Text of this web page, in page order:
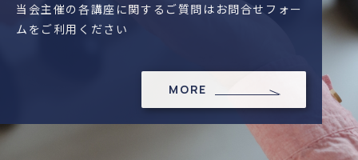
当会主催の各講座に関するご質問はお問合せフォー
ムをご利用ください
MORE